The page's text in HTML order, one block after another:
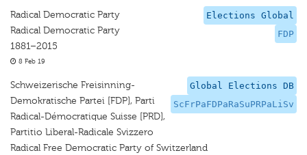
Elections Global
FDP
Radical Democratic Party
Radical Democratic Party
1881–2015
8 Feb 19
Global Elections DB
ScFrPaFDPaRaSuPRPaLiSv
Schweizerische Freisinning-
Demokratische Partei [FDP], Parti
Radical-Démocratique Suisse [PRD],
Partitio Liberal-Radicale Svizzero
Radical Free Democratic Party of Switzerland